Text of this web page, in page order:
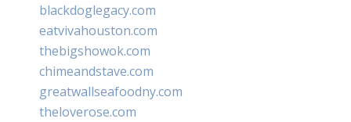
blackdoglegacy.com
eatvivahouston.com
thebigshowok.com
chimeandstave.com
greatwallseafoodny.com
theloverose.com